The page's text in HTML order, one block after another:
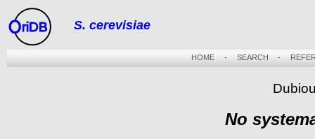
riDB S. cerevisiae
HOME- SEARCH -
No